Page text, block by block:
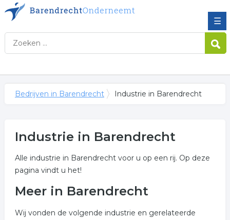
☰
Bedrijven in Barendrecht Industrie in Barendrecht
Industrie in Barendrecht
Alle industrie in Barendrecht voor u op een rij. Op deze
pagina vindt u het!
Meer in Barendrecht
Wij vonden de volgende industrie en gerelateerde